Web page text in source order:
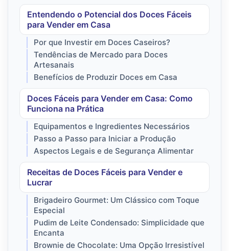
Entendendo o Potencial dos Doces Fáceis
para Vender em Casa
Por que Investir em Doces Caseiros?
Tendências de Mercado para Doces
Artesanais
Benefícios de Produzir Doces em Casa
Doces Fáceis para Vender em Casa: Como
Funciona na Prática
Equipamentos e Ingredientes Necessários
Passo a Passo para Iniciar a Produção
Aspectos Legais e de Segurança Alimentar
Receitas de Doces Fáceis para Vender e
Lucrar
Brigadeiro Gourmet: Um Clássico com Toque
Especial
Pudim de Leite Condensado: Simplicidade que
Encanta
Brownie de Chocolate: Uma Opção Irresistível